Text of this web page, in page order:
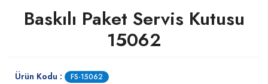
Baskılı Paket Servis Kutusu
15062
Ürün Kodu : FS-15062